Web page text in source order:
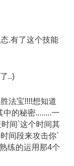
.有了这个技能
..)
法宝!!!!想知道
的秘密........一
间`这个时间其
间段来攻击你`
练的运用那4个